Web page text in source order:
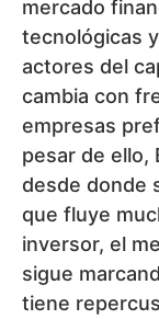
mercado
tecnológicas
actores del
cambia con
empresas
pesar de ello,
desde donde
que fluye
inversor, el
sigue
tiene